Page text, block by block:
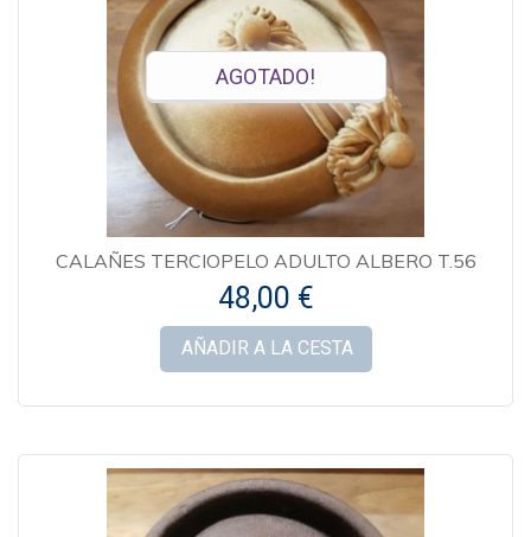
AGOTADO!
CALAÑES TERCIOPELO ADULTO ALBERO T.56
48,00 €
AÑADIR A LA CESTA